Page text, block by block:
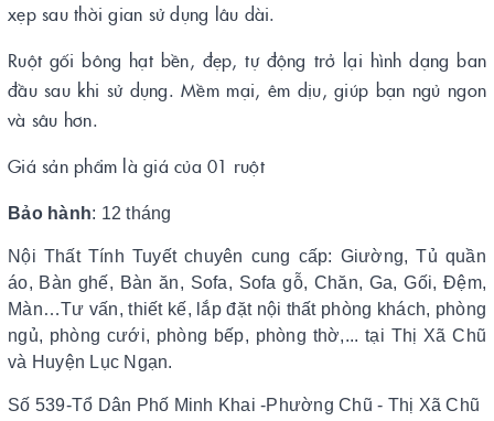
xẹp sau thời gian sử dụng lâu dài.
Ruột gối bông hạt bền, đẹp, tự động trở lại hình dạng ban
đầu sau khi sử dụng. Mềm mại, êm dịu, giúp bạn ngủ ngon
và sâu hơn.
Giá sản phẩm là giá của 01 ruột
Bảo hành: 12 tháng
Nội Thất Tính Tuyết chuyên cung cấp: Giường, Tủ quần
áo, Bàn ghế, Bàn ăn, Sofa, Sofa gỗ, Chăn, Ga, Gối, Đệm,
Màn…Tư vấn, thiết kế, lắp đặt nội thất phòng khách, phòng
ngủ, phòng cưới, phòng bếp, phòng thờ,... tại Thị Xã Chũ
và Huyện Lục Ngạn.
Số 539-Tổ Dân Phố Minh Khai -Phường Chũ - Thị Xã Chũ